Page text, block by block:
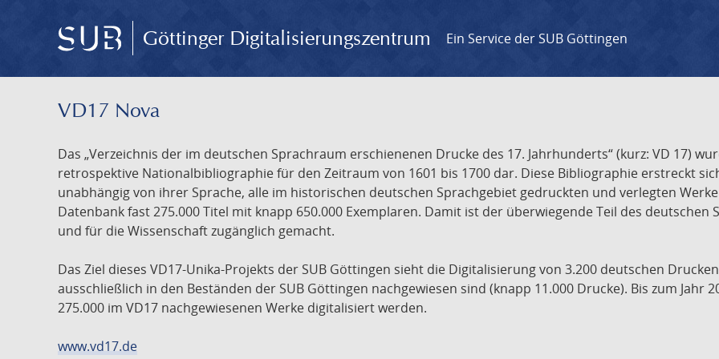
Göttinger Digitalisierungszentrum Ein Service der SUB Göttingen
VD17 Nova
Das „Verzeichnis der im deutschen Sprachraum erschienenen Drucke des 17. Jahrhunderts“ (kurz: VD 17)
retrospektive Nationalbibliographie für den Zeitraum von 1601 bis 1700 dar. Diese Bibliographie erstreckt
unabhängig von ihrer Sprache, alle im historischen deutschen Sprachgebiet gedruckten und verlegten
Datenbank fast 275.000 Titel mit knapp 650.000 Exemplaren. Damit ist der überwiegende Teil des
und für die Wissenschaft zugänglich gemacht.
Das Ziel dieses VD17-Unika-Projekts der SUB Göttingen sieht die Digitalisierung von 3.200 deutschen
ausschließlich in den Beständen der SUB Göttingen nachgewiesen sind (knapp 11.000 Drucke). Bis zum Jahr
275.000 im VD17 nachgewiesenen Werke digitalisiert werden.
www.vd17.de